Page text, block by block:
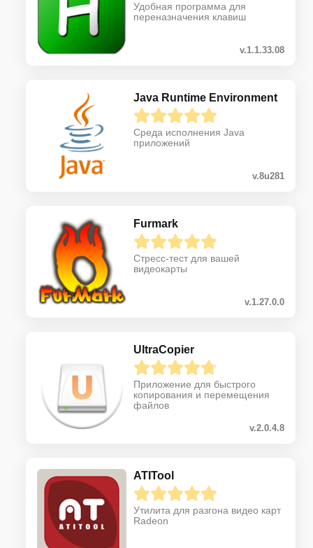
Удобная программа для
переназначения клавиш
v.1.1.33.08
Java Runtime Environment
Среда исполнения Java
приложений
v.8u281
Furmark
Стресс-тест для вашей
видеокарты
v.1.27.0.0
UltraCopier
Приложение для быстрого
копирования и перемещения
файлов
v.2.0.4.8
ATITool
Утилита для разгона видео карт
Radeon